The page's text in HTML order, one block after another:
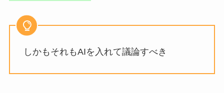
しかもそれもAIを入れて議論すべき